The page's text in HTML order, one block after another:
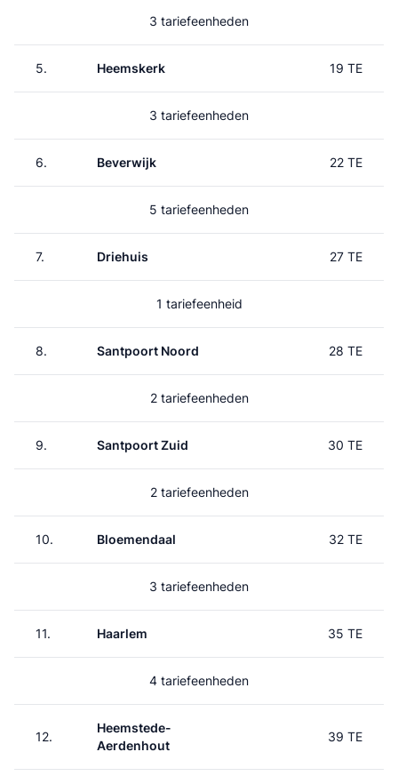
3 tariefeenheden
5. Heemskerk 19 TE
3 tariefeenheden
6. Beverwijk 22 TE
5 tariefeenheden
7. Driehuis 27 TE
1 tariefeenheid
8. Santpoort Noord 28 TE
2 tariefeenheden
9. Santpoort Zuid 30 TE
2 tariefeenheden
10. Bloemendaal 32 TE
3 tariefeenheden
11. Haarlem 35 TE
4 tariefeenheden
12.
Heemstede-
Aerdenhout
39 TE